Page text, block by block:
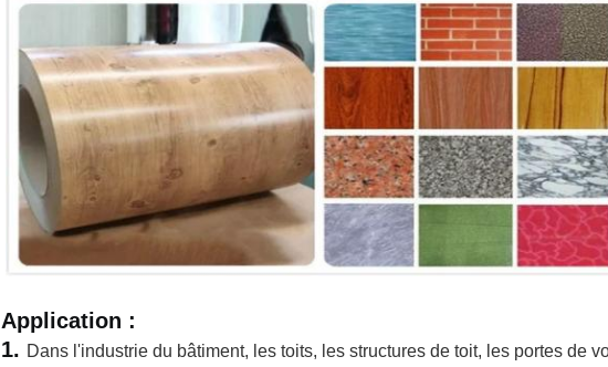
Application :
1. Dans l'industrie du bâtiment, les toits, les structures de toit, les portes de